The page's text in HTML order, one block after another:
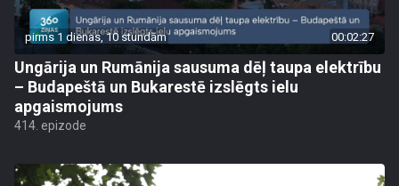
pirms 1 dienas, 10 stundām 00:02:27
Ungārija un Rumānija sausuma dēļ taupa elektrību
– Budapeštā un Bukarestē izslēgts ielu
apgaismojums
414. epizode